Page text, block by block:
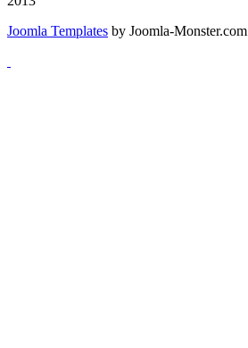
Joomla Templates by Joomla-Monster.com